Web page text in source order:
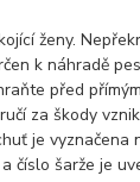
ženy.
k náhradě
před
za škody
je vyznačena
číslo šarže je